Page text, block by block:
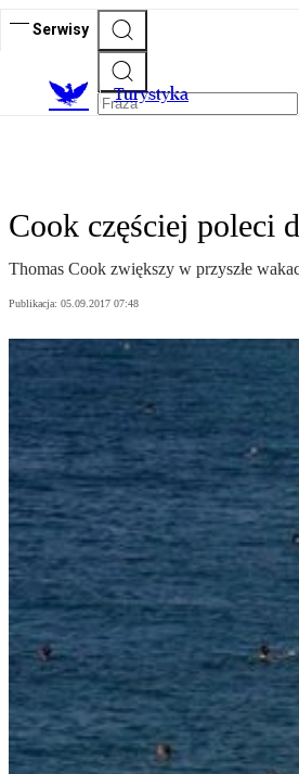
Serwisy
Turystyka
Cook częściej poleci
Thomas Cook zwiększy w przyszłe
Publikacja: 05.09.2017 07:48